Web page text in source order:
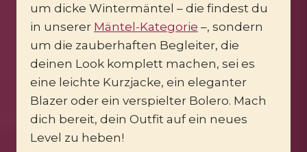
um dicke Wintermäntel – die findest du
in unserer Mäntel-Kategorie –, sondern
um die zauberhaften Begleiter, die
deinen Look komplett machen, sei es
eine leichte Kurzjacke, ein eleganter
Blazer oder ein verspielter Bolero. Mach
dich bereit, dein Outfit auf ein neues
Level zu heben!